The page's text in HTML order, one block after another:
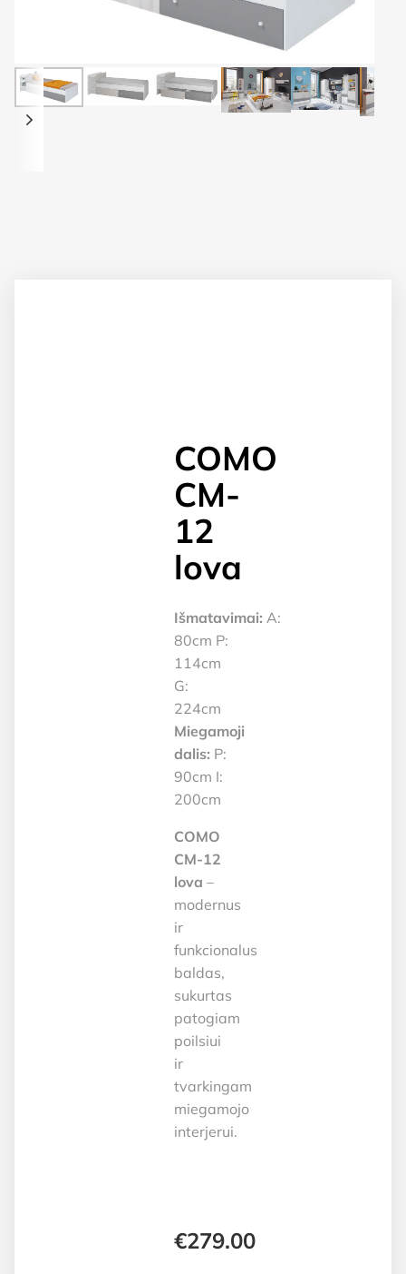
COMO
CM-
12
lova
Išmatavimai: A:
80cm P:
114cm
G:
224cm
Miegamoji
dalis: P:
90cm I:
200cm
COMO
CM-12
lova –
modernus
ir
funkcionalus
baldas,
sukurtas
patogiam
poilsiui
ir
tvarkingam
miegamojo
interjerui.
€279.00